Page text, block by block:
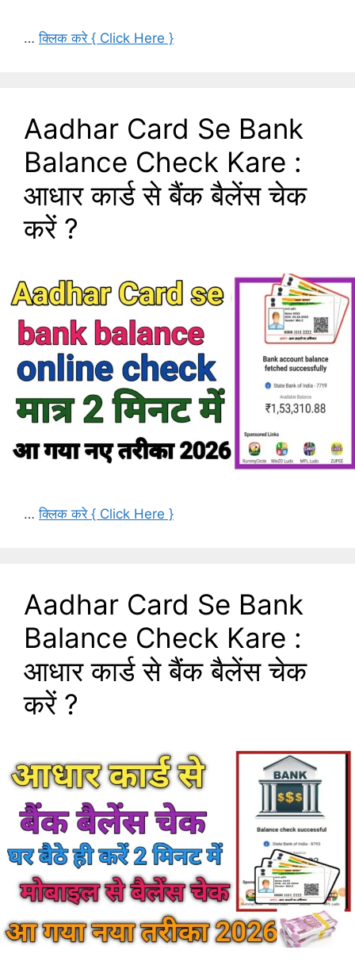
…क्लिक करे { Click Here }
Aadhar Card Se Bank
Balance Check Kare :
आधार कार्ड से बैंक बैलेंस चेक
करें ?
…क्लिक करे { Click Here }
Aadhar Card Se Bank
Balance Check Kare :
आधार कार्ड से बैंक बैलेंस चेक
करें ?